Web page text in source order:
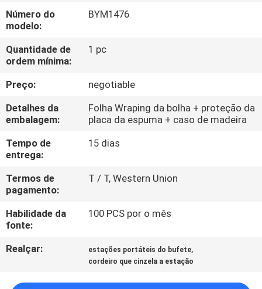
CONTROLE
DA
QUALIDADE
CONTACTE-
NOS
PEÇA
UMAS
CITAÇÕES
DO
SITE
Número do
modelo:
BYM1476
Quantidade de
ordem mínima:
1 pc
Preço:
negotiable
Detalhes da
embalagem:
Folha Wraping da bolha + proteção da
placa da espuma + caso de madeira
Tempo de
entrega:
15 dias
Termos de
pagamento:
T / T, Western Union
Habilidade da
fonte:
100 PCS por o mês
Realçar: estações portáteis do bufete,
cordeiro que cinzela a estação